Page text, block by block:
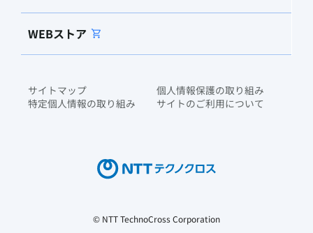
WEBストア
サイトマップ
個人情報保護の取り組み
特定個人情報の取り組み
サイトのご利用について
© NTT TechnoCross Corporation